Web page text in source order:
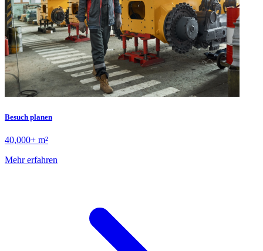
Besuch planen
40,000+ m²
Mehr erfahren